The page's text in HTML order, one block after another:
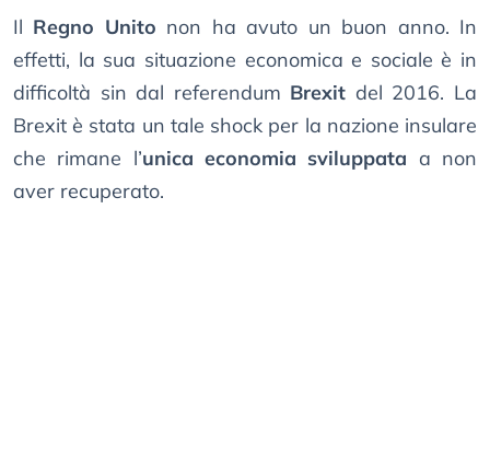
Il Regno Unito non ha avuto un buon anno. In
effetti, la sua situazione economica e sociale è in
difficoltà sin dal referendum Brexit del 2016. La
Brexit è stata un tale shock per la nazione insulare
che rimane l’unica economia sviluppata a non
aver recuperato.